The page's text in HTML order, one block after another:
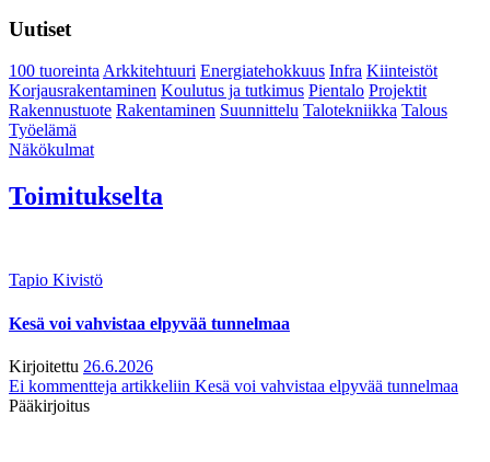
Uutiset
100 tuoreintaArkkitehtuuri Energiatehokkuus Infra Kiinteistöt
Korjausrakentaminen Koulutus ja tutkimus Pientalo Projektit
Rakennustuote Rakentaminen Suunnittelu Talotekniikka Talous
Työelämä
Näkökulmat
Toimitukselta
Tapio Kivistö
Kesä voi vahvistaa elpyvää tunnelmaa
Kirjoitettu 26.6.2026
Ei kommentteja artikkeliin Kesä voi vahvistaa elpyvää tunnelmaa
Pääkirjoitus